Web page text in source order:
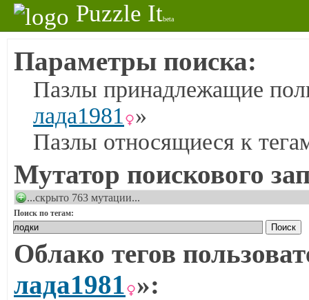
Puzzle Itbeta
Параметры поиска:
Пазлы принадлежащие
лада1981 »
Пазлы относящиеся к
Мутатор поискового
...скрыто 763 мутации...
Поиск по тегам:
Облако тегов
лада1981 »: